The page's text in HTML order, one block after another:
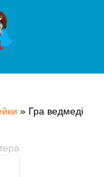
» Гра ведмеді